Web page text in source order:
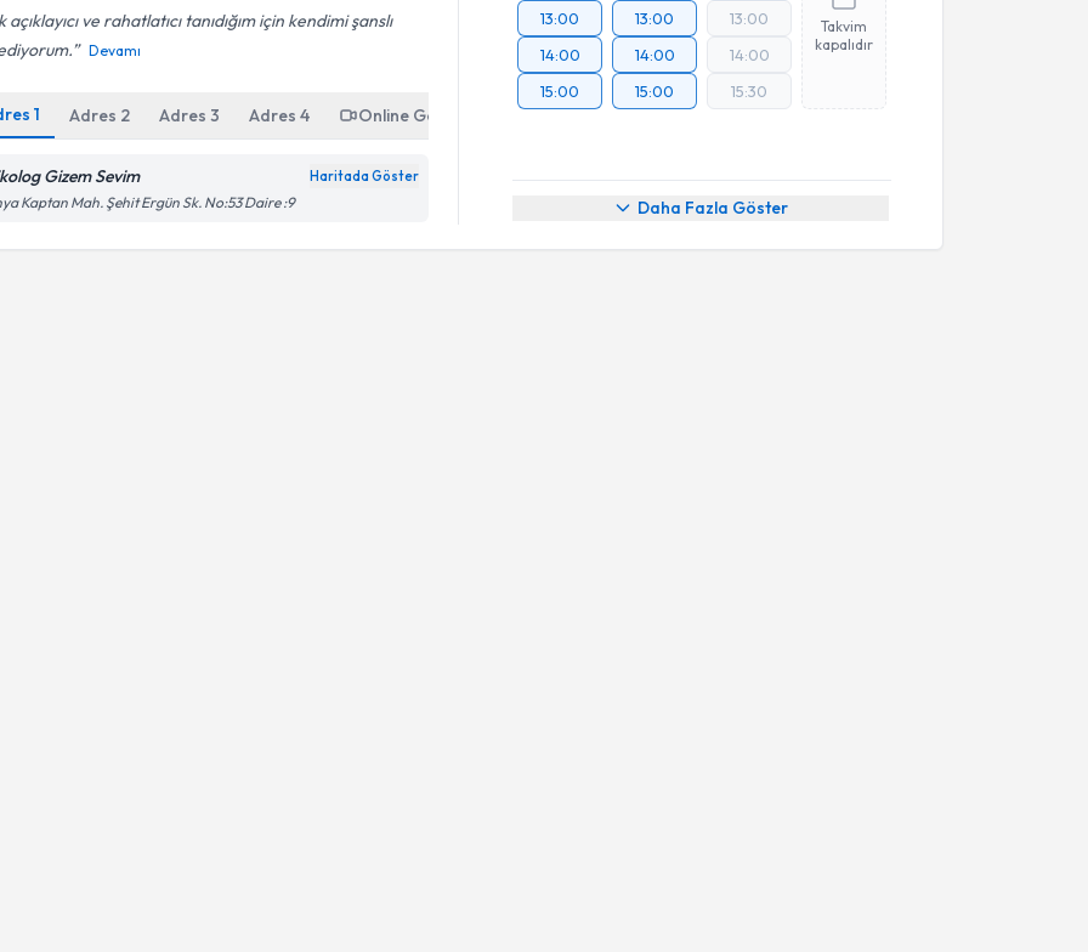
açıklayıcı ve rahatlatıcı tanıdığım için kendimi şanslı
Devamı
1 Adres 2 Adres3 Adres4 Online Görüşme
Gizem Sevim Haritada Göster
Kaptan Mah. Şehit Ergün Sk. No:53 Daire :9
13:00
14:00
15:00
13:00
14:00
15:00
13:00
14:00
15:30
Takvim
kapalıdır
Daha Fazla Göster